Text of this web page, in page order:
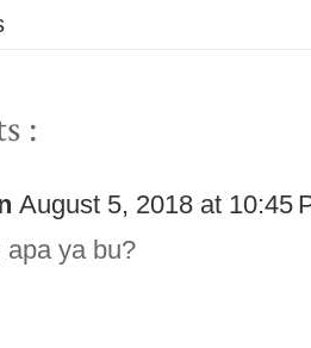
:
August 5, 2018 at 10:45
apa ya bu?